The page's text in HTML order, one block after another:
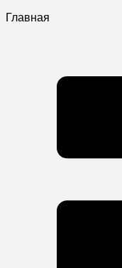
Главная